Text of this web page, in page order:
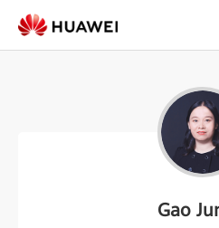
Gao